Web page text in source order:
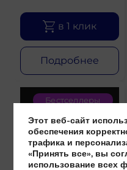
в 1 клик
Подробнее
Бестселлеры
Этот веб-сайт
обеспечения
трафика и
«Принять все», вы
использование всех